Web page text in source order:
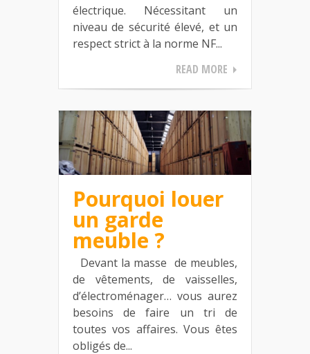
électrique. Nécessitant un
niveau de sécurité élevé, et un
respect strict à la norme NF...
READ MORE
Pourquoi louer
un garde
meuble ?
Devant la masse de meubles,
de vêtements, de vaisselles,
d’électroménager… vous aurez
besoins de faire un tri de
toutes vos affaires. Vous êtes
obligés de...